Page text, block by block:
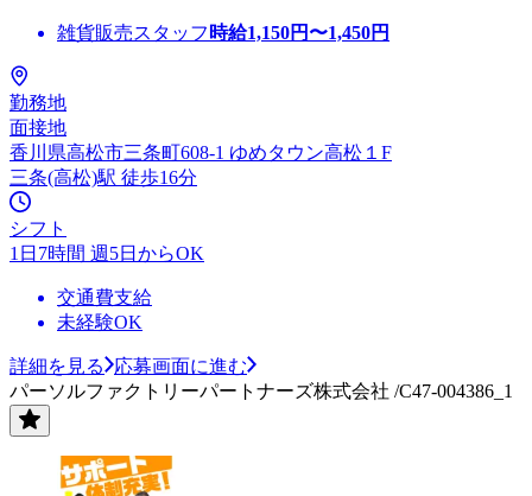
雑貨販売スタッフ 時給1,150円〜1,450円
勤務地
面接地
香川県高松市三条町608-1 ゆめタウン高松１F
三条(高松)駅 徒歩16分
シフト
1日7時間 週5日からOK
交通費支給
未経験OK
詳細を見る
応募画面に進む
パーソルファクトリーパートナーズ株式会社 /C47-004386_1